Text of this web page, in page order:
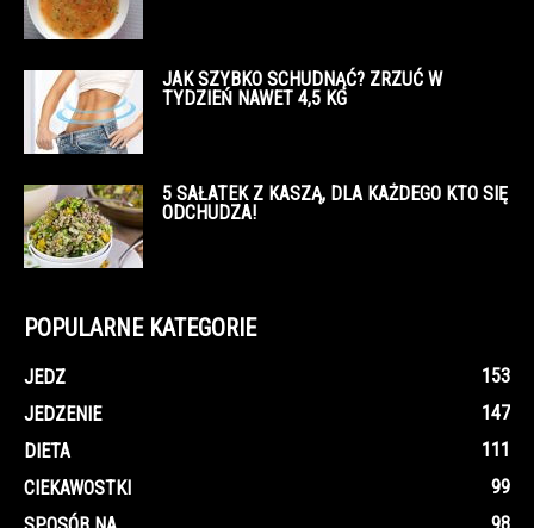
JAK SZYBKO SCHUDNĄĆ? ZRZUĆ W
TYDZIEŃ NAWET 4,5 KG
5 SAŁATEK Z KASZĄ, DLA KAŻDEGO KTO SIĘ
ODCHUDZA!
POPULARNE KATEGORIE
JEDZ
153
JEDZENIE
147
DIETA
111
CIEKAWOSTKI
99